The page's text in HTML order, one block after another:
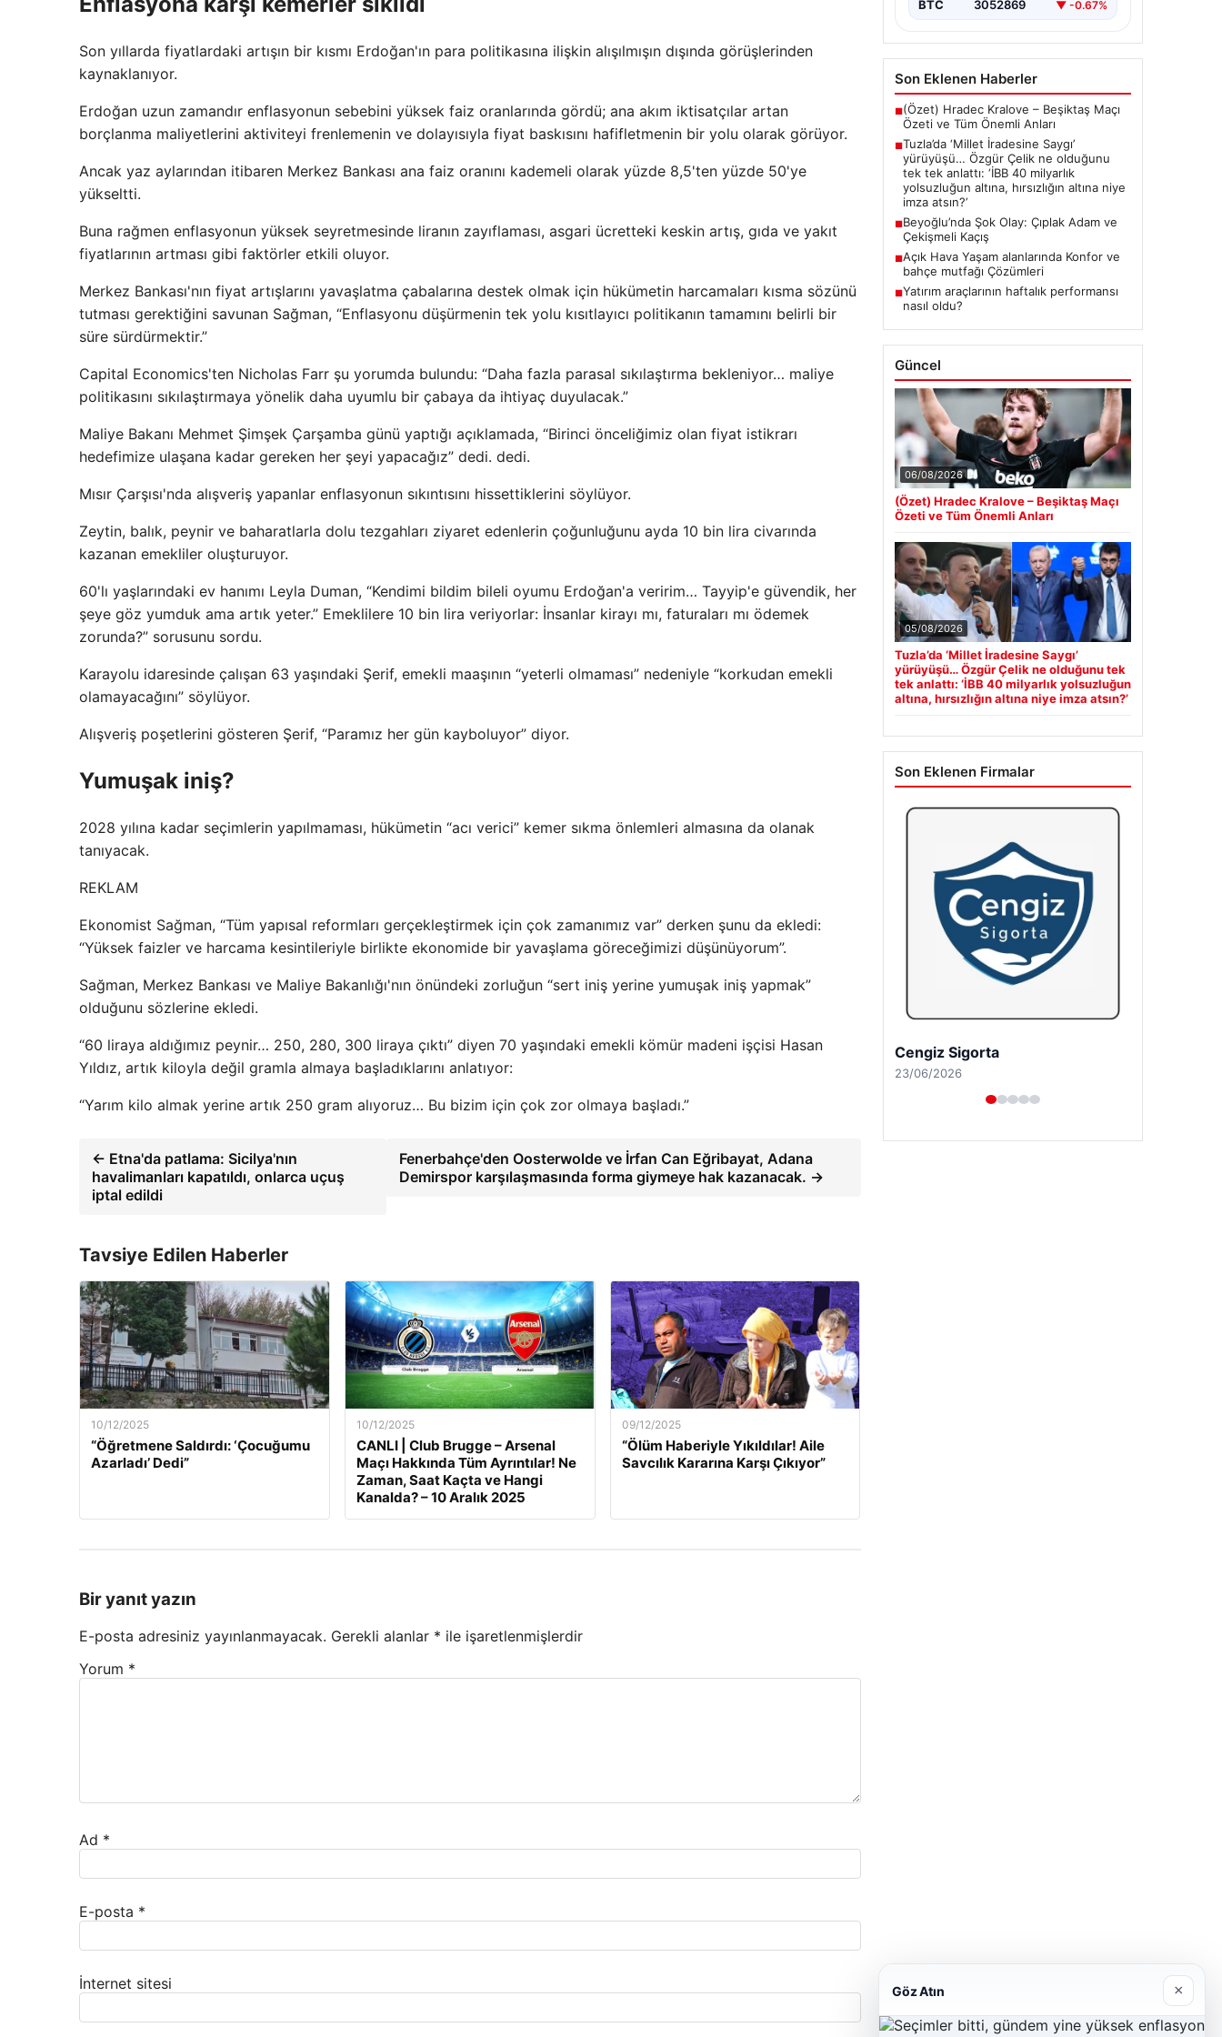
Son yıllarda fiyatlardaki artışın bir kısmı Erdoğan'ın para politikasına ilişkin alışılmışın dışında görüşlerinden
kaynaklanıyor.
Erdoğan uzun zamandır enflasyonun sebebini yüksek faiz oranlarında gördü; ana akım iktisatçılar artan
borçlanma maliyetlerini aktiviteyi frenlemenin ve dolayısıyla fiyat baskısını hafifletmenin bir yolu olarak görüyor.
Ancak yaz aylarından itibaren Merkez Bankası ana faiz oranını kademeli olarak yüzde 8,5'ten yüzde 50'ye
yükseltti.
Buna rağmen enflasyonun yüksek seyretmesinde liranın zayıflaması, asgari ücretteki keskin artış, gıda ve yakıt
fiyatlarının artması gibi faktörler etkili oluyor.
Merkez Bankası'nın fiyat artışlarını yavaşlatma çabalarına destek olmak için hükümetin harcamaları kısma sözünü
tutması gerektiğini savunan Sağman, “Enflasyonu düşürmenin tek yolu kısıtlayıcı politikanın tamamını belirli bir
süre sürdürmektir.”
Capital Economics'ten Nicholas Farr şu yorumda bulundu: “Daha fazla parasal sıkılaştırma bekleniyor… maliye
politikasını sıkılaştırmaya yönelik daha uyumlu bir çabaya da ihtiyaç duyulacak.”
Maliye Bakanı Mehmet Şimşek Çarşamba günü yaptığı açıklamada, “Birinci önceliğimiz olan fiyat istikrarı
hedefimize ulaşana kadar gereken her şeyi yapacağız” dedi. dedi.
Mısır Çarşısı'nda alışveriş yapanlar enflasyonun sıkıntısını hissettiklerini söylüyor.
Zeytin, balık, peynir ve baharatlarla dolu tezgahları ziyaret edenlerin çoğunluğunu ayda 10 bin lira civarında
kazanan emekliler oluşturuyor.
60'lı yaşlarındaki ev hanımı Leyla Duman, “Kendimi bildim bileli oyumu Erdoğan'a veririm… Tayyip'e güvendik, her
şeye göz yumduk ama artık yeter.” Emeklilere 10 bin lira veriyorlar: İnsanlar kirayı mı, faturaları mı ödemek
zorunda?” sorusunu sordu.
Karayolu idaresinde çalışan 63 yaşındaki Şerif, emekli maaşının “yeterli olmaması” nedeniyle “korkudan emekli
olamayacağını” söylüyor.
Alışveriş poşetlerini gösteren Şerif, “Paramız her gün kayboluyor” diyor.
Yumuşak iniş?
2028 yılına kadar seçimlerin yapılmaması, hükümetin “acı verici” kemer sıkma önlemleri almasına da olanak
tanıyacak.
REKLAM
Ekonomist Sağman, “Tüm yapısal reformları gerçekleştirmek için çok zamanımız var” derken şunu da ekledi:
“Yüksek faizler ve harcama kesintileriyle birlikte ekonomide bir yavaşlama göreceğimizi düşünüyorum”.
Sağman, Merkez Bankası ve Maliye Bakanlığı'nın önündeki zorluğun “sert iniş yerine yumuşak iniş yapmak”
olduğunu sözlerine ekledi.
“60 liraya aldığımız peynir… 250, 280, 300 liraya çıktı” diyen 70 yaşındaki emekli kömür madeni işçisi Hasan
Yıldız, artık kiloyla değil gramla almaya başladıklarını anlatıyor:
“Yarım kilo almak yerine artık 250 gram alıyoruz… Bu bizim için çok zor olmaya başladı.”
← Etna'da patlama: Sicilya'nın
havalimanları kapatıldı, onlarca uçuş
iptal edildi
Fenerbahçe'den Oosterwolde ve İrfan Can Eğribayat, Adana
Demirspor karşılaşmasında forma giymeye hak kazanacak. →
Tavsiye Edilen Haberler
10/12/2025
“Öğretmene Saldırdı: ‘Çocuğumu
Azarladı’ Dedi”
10/12/2025
CANLI | Club Brugge – Arsenal
Maçı Hakkında Tüm Ayrıntılar! Ne
Zaman, Saat Kaçta ve Hangi
Kanalda? – 10 Aralık 2025
09/12/2025
“Ölüm Haberiyle Yıkıldılar! Aile
Savcılık Kararına Karşı Çıkıyor”
Bir yanıt yazın
E-posta adresiniz yayınlanmayacak. Gerekli alanlar * ile işaretlenmişlerdir
Yorum *
Ad *
E-posta *
İnternet sitesi
Tuzla…
BTC 3052869 ▼ -0.67%
Son Eklenen Haberler
■(Özet) Hradec Kralove – Beşiktaş Maçı
Özeti ve Tüm Önemli Anları
■Tuzla’da ‘Millet İradesine Saygı’
yürüyüşü… Özgür Çelik ne olduğunu
tek tek anlattı: ‘İBB 40 milyarlık
yolsuzluğun altına, hırsızlığın altına niye
imza atsın?’
■Beyoğlu’nda Şok Olay: Çıplak Adam ve
Çekişmeli Kaçış
■Açık Hava Yaşam alanlarında Konfor ve
bahçe mutfağı Çözümleri
■Yatırım araçlarının haftalık performansı
nasıl oldu?
Güncel
06/08/2026
(Özet) Hradec Kralove – Beşiktaş Maçı
Özeti ve Tüm Önemli Anları
05/08/2026
Tuzla’da ‘Millet İradesine Saygı’
yürüyüşü… Özgür Çelik ne olduğunu tek
tek anlattı: ‘İBB 40 milyarlık yolsuzluğun
altına, hırsızlığın altına niye imza atsın?’
Son Eklenen Firmalar
Hastaş Beton
26/05/2026
Göz Atın ×